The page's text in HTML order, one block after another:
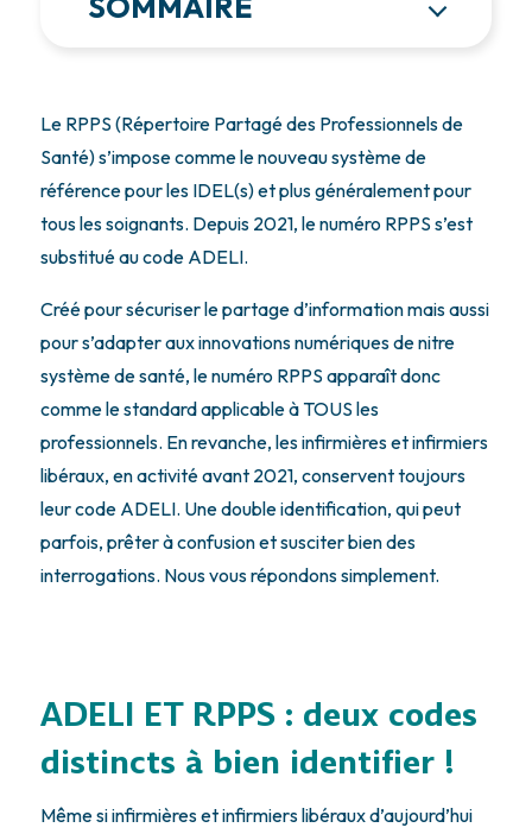
Le RPPS (Répertoire Partagé des Professionnels de
Santé) s’impose comme le nouveau système de
référence pour les IDEL(s) et plus généralement pour
tous les soignants. Depuis 2021, le numéro RPPS s’est
substitué au code ADELI.
Créé pour sécuriser le partage d’information mais aussi
pour s’adapter aux innovations numériques de nitre
système de santé, le numéro RPPS apparaît donc
comme le standard applicable à TOUS les
professionnels. En revanche, les infirmières et infirmiers
libéraux, en activité avant 2021, conservent toujours
leur code ADELI. Une double identification, qui peut
parfois, prêter à confusion et susciter bien des
interrogations. Nous vous répondons simplement.
ADELI ET RPPS : deux codes
distincts à bien identifier !
Même si infirmières et infirmiers libéraux d’aujourd’hui